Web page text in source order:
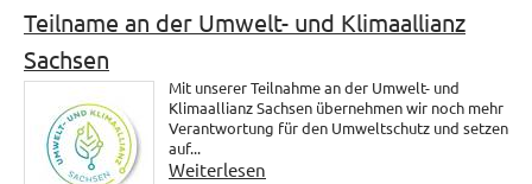
Teilname an der Umwelt- und Klimaallianz
Sachsen
Mit unserer Teilnahme an der Umwelt- und
Klimaallianz Sachsen übernehmen wir noch mehr
Verantwortung für den Umweltschutz und setzen
auf...
Weiterlesen